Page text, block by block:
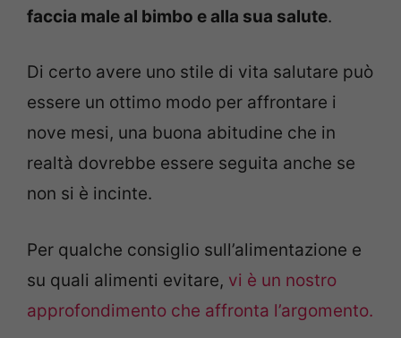
faccia male al bimbo e alla sua salute.
Di certo avere uno stile di vita salutare può
essere un ottimo modo per affrontare i
nove mesi, una buona abitudine che in
realtà dovrebbe essere seguita anche se
non si è incinte.
Per qualche consiglio sull’alimentazione e
su quali alimenti evitare, vi è un nostro
approfondimento che affronta l’argomento.